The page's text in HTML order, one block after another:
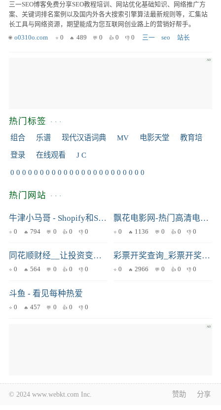
三一SEO博客免费分享SEO教程培训、网站优化基础知识、网络推广方
案、关键词排名案例以及国内外各大搜索引擎算法最新规则等，汇集站
长工具与网络资源，期望能成为您互联网创业路上的营销好帮手。
o0310o.com
0 489 0 0 0 三一 seo 站长
热门标签
组合 乐谱 现代汉语词典 MV 电影天堂 教育培
登录 在线观看 J C
0 0 0 0 0 0 0 0 0 0 0 0 0 0 0 0 0 0 0 0 0 0 0
热门网站
牛津小马哥 - Shopify和SEO独立站教学
0 794 0 0 0
飘花电影网-热门高清电影电视剧大全-热播短剧全集免费在线观看
0 1136 0 0 0
同花顺财经__让投资变得更简单
0 564 0 0 0
彩票开奖查询_彩票开奖结果_彩宝贝
0 2966 0 0 0
斗鱼 - 看见每种热爱
0 457 0 0 0
赞助 分享
© 2024 www.webkt.com Inc.